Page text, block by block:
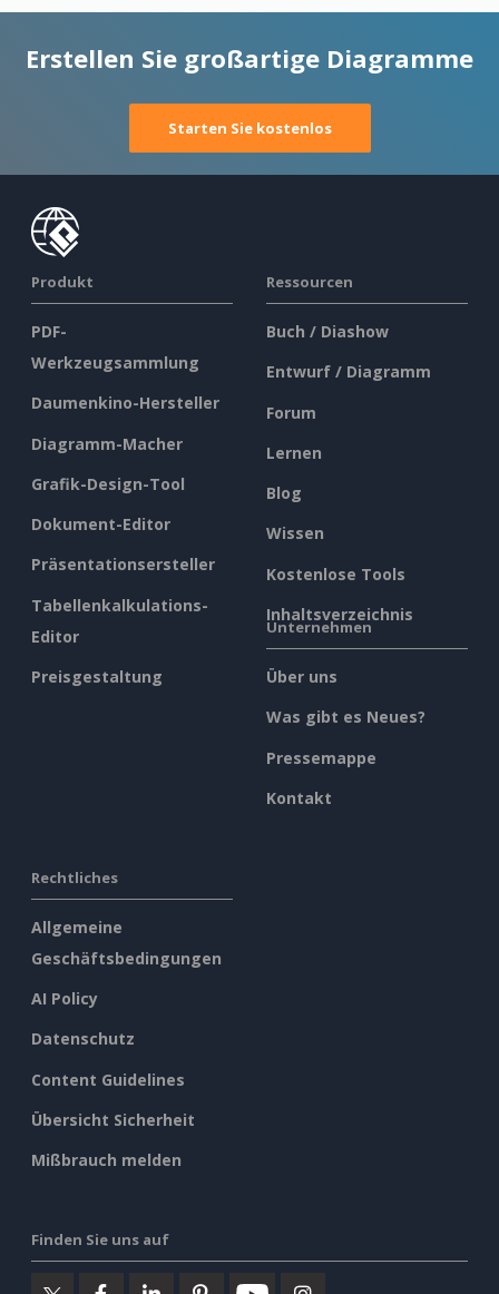
Erstellen Sie großartige Diagramme
Starten Sie kostenlos
Produkt
PDF-
Werkzeugsammlung
Daumenkino-Hersteller
Diagramm-Macher
Grafik-Design-Tool
Dokument-Editor
Präsentationsersteller
Tabellenkalkulations-
Editor
Preisgestaltung
Ressourcen
Buch / Diashow
Entwurf / Diagramm
Forum
Lernen
Blog
Wissen
Kostenlose Tools
Inhaltsverzeichnis
Unternehmen
Über uns
Was gibt es Neues?
Pressemappe
Kontakt
Rechtliches
Allgemeine
Geschäftsbedingungen
AI Policy
Datenschutz
Content Guidelines
Übersicht Sicherheit
Mißbrauch melden
Finden Sie uns auf